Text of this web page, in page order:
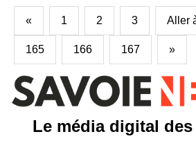
« 1 2 3 Aller
165 166 167 »
Le média digital